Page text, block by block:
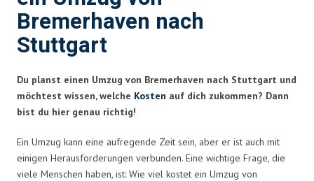
Bremerhaven nach
Stuttgart
Du planst einen Umzug von Bremerhaven nach Stuttgart und
möchtest wissen, welche Kosten auf dich zukommen? Dann
bist du hier genau richtig!
Ein Umzug kann eine aufregende Zeit sein, aber er ist auch mit
einigen Herausforderungen verbunden. Eine wichtige Frage, die
viele Menschen haben, ist: Wie viel kostet ein Umzug von